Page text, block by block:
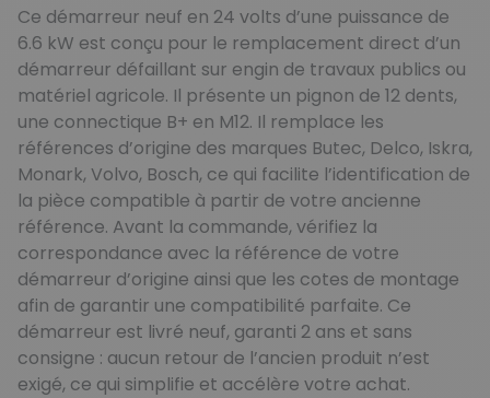
Ce démarreur neuf en 24 volts d’une puissance de
6.6 kW est conçu pour le remplacement direct d’un
démarreur défaillant sur engin de travaux publics ou
matériel agricole. Il présente un pignon de 12 dents,
une connectique B+ en M12. Il remplace les
références d’origine des marques Butec, Delco, Iskra,
Monark, Volvo, Bosch, ce qui facilite l’identification de
la pièce compatible à partir de votre ancienne
référence. Avant la commande, vérifiez la
correspondance avec la référence de votre
démarreur d’origine ainsi que les cotes de montage
afin de garantir une compatibilité parfaite. Ce
démarreur est livré neuf, garanti 2 ans et sans
consigne : aucun retour de l’ancien produit n’est
exigé, ce qui simplifie et accélère votre achat.